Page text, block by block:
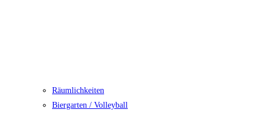
Räumlichkeiten
Biergarten / Volleyball